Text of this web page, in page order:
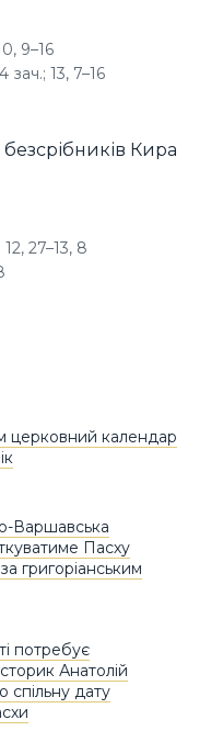
9–16
13, 7–16
безсрібників Кира
27–13, 8
церковний календар
Варшавська
Пасху
григоріанським
потребує
Анатолій
спільну дату